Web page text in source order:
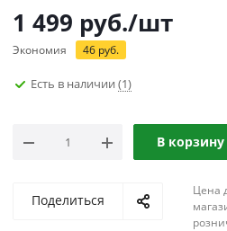
1 499 руб./шт
Экономия 46 руб.
Есть в наличии (1)
В корзину
Поделиться
Цена